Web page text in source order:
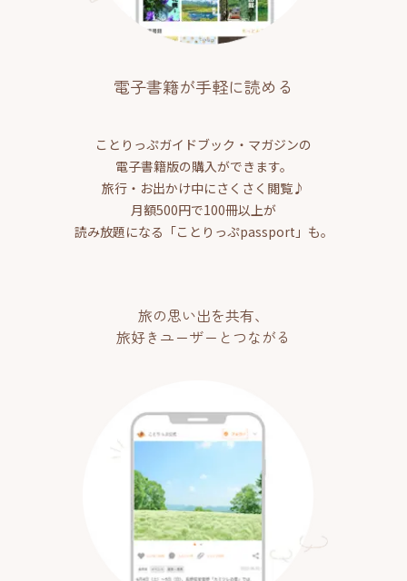
電子書籍が手軽に読める
ことりっぷガイドブック・マガジンの
電子書籍版の購入ができます。
旅行・お出かけ中にさくさく閲覧♪
月額500円で100冊以上が
読み放題になる「ことりっぷpassport」も。
旅の思い出を共有、
旅好きユーザーとつながる